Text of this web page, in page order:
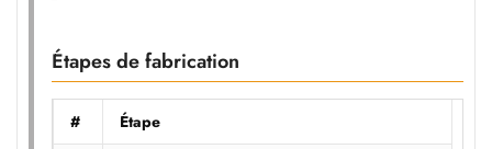
Étapes de fabrication
# Étape